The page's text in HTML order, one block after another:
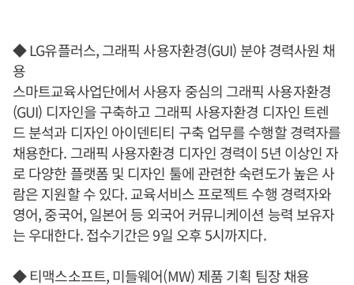
◆ LG유플러스, 그래픽 사용자환경(GUI) 분야 경력사원 채
용
스마트교육사업단에서 사용자 중심의 그래픽 사용자환경
(GUI) 디자인을 구축하고 그래픽 사용자환경 디자인 트렌
드 분석과 디자인 아이덴티티 구축 업무를 수행할 경력자를
채용한다. 그래픽 사용자환경 디자인 경력이 5년 이상인 자
로 다양한 플랫폼 및 디자인 툴에 관련한 숙련도가 높은 사
람은 지원할 수 있다. 교육서비스 프로젝트 수행 경력자와
영어, 중국어, 일본어 등 외국어 커뮤니케이션 능력 보유자
는 우대한다. 접수기간은 9일 오후 5시까지다.
◆ 티맥스소프트, 미들웨어(MW) 제품 기획 팀장 채용